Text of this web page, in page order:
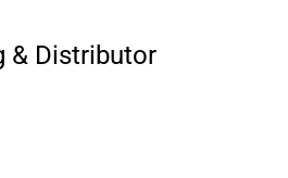
& Distributor